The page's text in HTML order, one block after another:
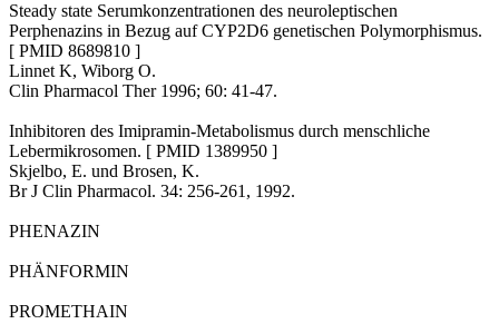
Steady state Serumkonzentrationen des neuroleptischen
Perphenazins in Bezug auf CYP2D6 genetischen Polymorphismus.
[ PMID 8689810 ]
Linnet K, Wiborg O.
Clin Pharmacol Ther 1996; 60: 41-47.
Inhibitoren des Imipramin-Metabolismus durch menschliche
Lebermikrosomen. [ PMID 1389950 ]
Skjelbo, E. und Brosen, K.
Br J Clin Pharmacol. 34: 256-261, 1992.
PHENAZIN
PHÄNFORMIN
PROMETHAIN